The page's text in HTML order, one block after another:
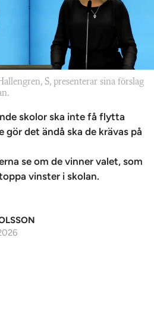
S, presenterar sina förslag
skolor ska inte få flytta
gör det ändå ska de krävas på
se om de vinner valet, som
vinster i skolan.